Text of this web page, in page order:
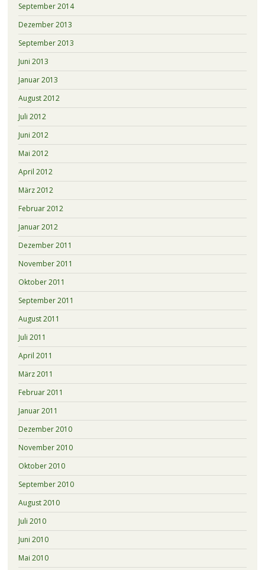
September 2014
Dezember 2013
September 2013
Juni 2013
Januar 2013
August 2012
Juli 2012
Juni 2012
Mai 2012
April 2012
März 2012
Februar 2012
Januar 2012
Dezember 2011
November 2011
Oktober 2011
September 2011
August 2011
Juli 2011
April 2011
März 2011
Februar 2011
Januar 2011
Dezember 2010
November 2010
Oktober 2010
September 2010
August 2010
Juli 2010
Juni 2010
Mai 2010